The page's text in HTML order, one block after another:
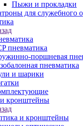
Пыжи и прокладки
для служебного
пневматика
поршневая
пневматика
и шарики
кронштейны
и кронштейны